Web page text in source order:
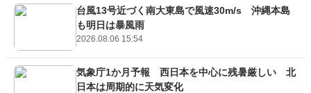
台風13号近づく南大東島で風速30m/s 沖縄本島
も明日は暴風雨
2026.08.06 15:54
気象庁1か月予報 西日本を中心に残暑厳しい 北
日本は周期的に天気変化